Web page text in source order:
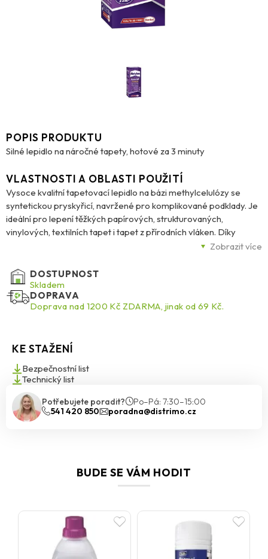
POPIS PRODUKTU
Silné lepidlo na náročné tapety, hotové za 3 minuty
Zobrazit více
VLASTNOSTI A OBLASTI POUŽITÍ
Vysoce kvalitní tapetovací lepidlo na bázi methylcelulózy se
syntetickou pryskyřicí, navržené pro komplikované podklady. Je
ideální pro lepení těžkých papírových, strukturovaných,
vinylových, textilních tapet i tapet z přírodních vláken. Díky
protiplísňové ochraně je vhodné i do vlhkých prostor.
Lepidlo je připraveno k použití za pouhé 3 minuty, snadno se
míchá a nanáší. Zajišťuje vysokou počáteční lepivost i pevnost
spoje za mokra, což umožňuje bezpečnou a trvanlivou aplikaci.
DOSTUPNOST
Skladem
DOPRAVA
Doprava nad 1200 Kč ZDARMA, jinak od 69 Kč.
KE STAŽENÍ
Bezpečnostní list
Technický list
Potřebujete poradit?
Po–Pá: 7:30–15:00
541 420 850
poradna@distrimo.cz
BUDE SE VÁM HODIT